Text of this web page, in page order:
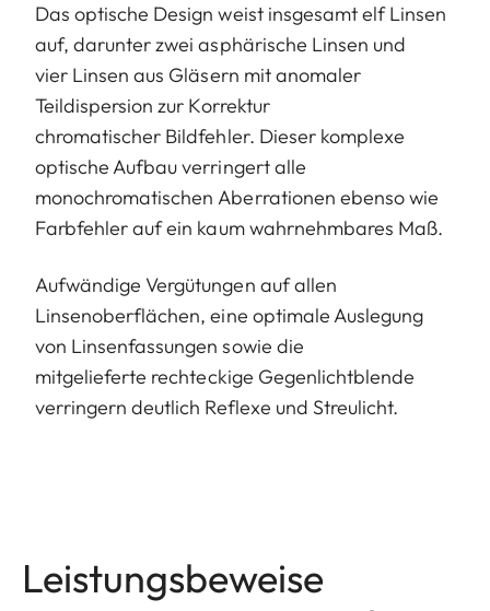
Das optische Design weist insgesamt elf Linsen
auf, darunter zwei asphärische Linsen und
vier Linsen aus Gläsern mit anomaler
Teildispersion zur Korrektur
chromatischer Bildfehler. Dieser komplexe
optische Aufbau verringert alle
monochromatischen Aberrationen ebenso wie
Farbfehler auf ein kaum wahrnehmbares Maß.
Aufwändige Vergütungen auf allen
Linsenoberflächen, eine optimale Auslegung
von Linsenfassungen sowie die
mitgelieferte rechteckige Gegenlichtblende
verringern deutlich Reflexe und Streulicht.
Leistungsbeweise